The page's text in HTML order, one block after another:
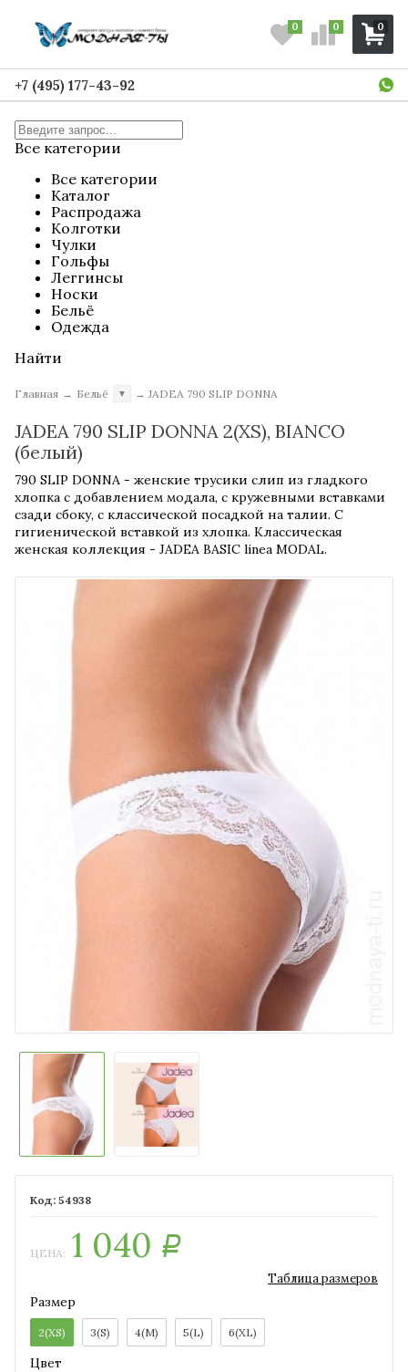
0
0 0
+7 (495) 177-43-92
Все категории
Все категории
Каталог
Распродажа
Колготки
Чулки
Гольфы
Леггинсы
Носки
Бельё
Одежда
Найти
Главная → Бельё ▼ → JADEA 790 SLIP DONNA
JADEA 790 SLIP DONNA 2(XS), BIANCO
(белый)
790 SLIP DONNA - женские трусики слип из гладкого
хлопка с добавлением модала, с кружевными вставками
сзади сбоку, с классической посадкой на талии. С
гигиенической вставкой из хлопка. Классическая
женская коллекция - JADEA BASIC linea MODAL.
54938
ЦЕНА: 1 040 Р
Таблица размеров
Размер
2(XS) 3(S) 4(M) 5(L) 6(XL)
Цвет